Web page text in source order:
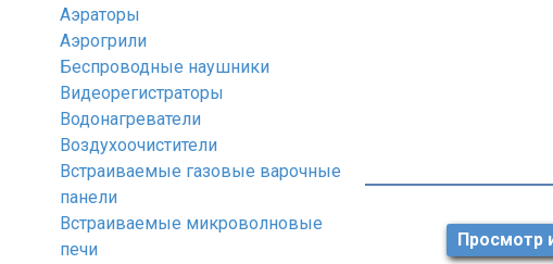
Просмотр
Аэраторы
Аэрогрили
Беспроводные наушники
Видеорегистраторы
Водонагреватели
Воздухоочистители
Встраиваемые газовые варочные
панели
Встраиваемые микроволновые
печи